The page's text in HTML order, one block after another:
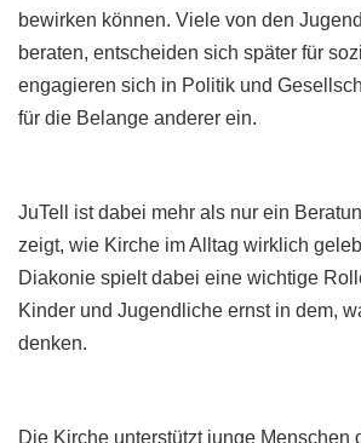
bewirken können. Viele von den
beraten, entscheiden sich später für
engagieren sich in Politik und
für die Belange anderer ein.
JuTell ist dabei mehr als nur ein
zeigt, wie Kirche im Alltag wirklich
Diakonie spielt dabei eine wichtige
Kinder und Jugendliche ernst in dem,
denken.
Die Kirche unterstützt junge Menschen